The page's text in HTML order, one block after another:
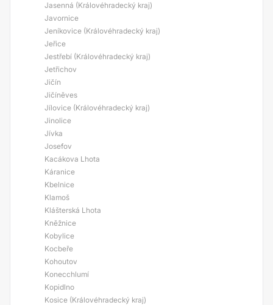
Jasenná (Královéhradecký kraj)
Javornice
Jeníkovice (Královéhradecký kraj)
Jeřice
Jestřebí (Královéhradecký kraj)
Jetřichov
Jičín
Jičíněves
Jílovice (Královéhradecký kraj)
Jinolice
Jívka
Josefov
Kacákova Lhota
Káranice
Kbelnice
Klamoš
Klášterská Lhota
Kněžnice
Kobylice
Kocbeře
Kohoutov
Konecchlumí
Kopidlno
Kosice (Královéhradecký kraj)